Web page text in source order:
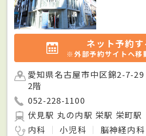
ネット予約す
※外部予約サイトへ移
愛知県名古屋市中区錦2-7-
2階
052-228-1100
伏見駅 丸の内駅 栄駅 栄町駅
内科
小児科 脳神経内科